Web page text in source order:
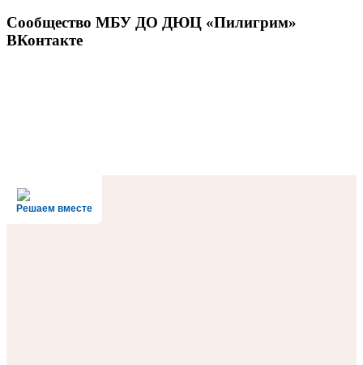
Сообщество МБУ ДО ДЮЦ «Пилигрим»
ВКонтакте
Решаем вместе